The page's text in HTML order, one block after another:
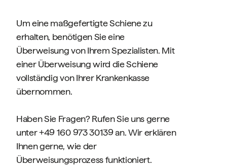
Um eine maßgefertigte Schiene zu
erhalten, benötigen Sie eine
Überweisung von Ihrem Spezialisten. Mit
einer Überweisung wird die Schiene
vollständig von Ihrer Krankenkasse
übernommen.
Haben Sie Fragen? Rufen Sie uns gerne
unter +49 160 973 30139 an. Wir erklären
Ihnen gerne, wie der
Überweisungsprozess funktioniert.